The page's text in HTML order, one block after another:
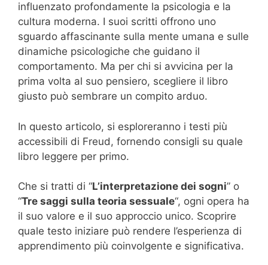
influenzato profondamente la psicologia e la
cultura moderna. I suoi scritti offrono uno
sguardo affascinante sulla mente umana e sulle
dinamiche psicologiche che guidano il
comportamento. Ma per chi si avvicina per la
prima volta al suo pensiero, scegliere il libro
giusto può sembrare un compito arduo.
In questo articolo, si esploreranno i testi più
accessibili di Freud, fornendo consigli su quale
libro leggere per primo.
Che si tratti di “L’interpretazione dei sogni” o
“Tre saggi sulla teoria sessuale“, ogni opera ha
il suo valore e il suo approccio unico. Scoprire
quale testo iniziare può rendere l’esperienza di
apprendimento più coinvolgente e significativa.